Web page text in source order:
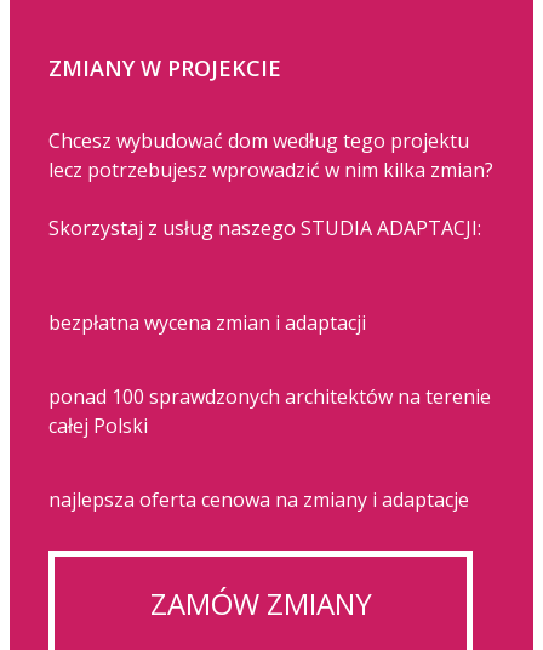
ZMIANY W PROJEKCIE
Chcesz wybudować dom według tego projektu
lecz potrzebujesz wprowadzić w nim kilka zmian?
Skorzystaj z usług naszego STUDIA ADAPTACJI:
bezpłatna wycena zmian i adaptacji
ponad 100 sprawdzonych architektów na terenie
całej Polski
najlepsza oferta cenowa na zmiany i adaptacje
ZAMÓW ZMIANY